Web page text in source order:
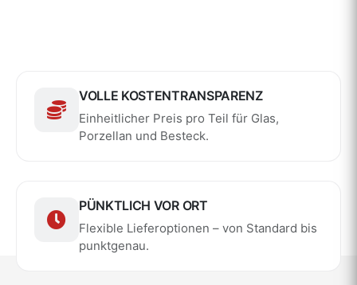
VOLLE KOSTENTRANSPARENZ
Einheitlicher Preis pro Teil für Glas,
Porzellan und Besteck.
PÜNKTLICH VOR ORT
Flexible Lieferoptionen – von Standard bis
punktgenau.